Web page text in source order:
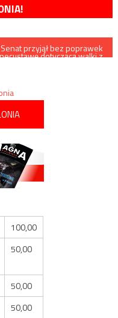
Senat przyjął bez poprawek
dotyczącą walki z
100,00
50,00
50,00
50,00